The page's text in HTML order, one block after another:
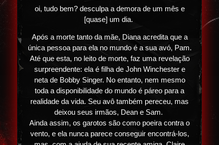
oi, tudo bem? desculpa a demora de um mês e
[quase] um dia.
Após a morte tanto da mãe, Diana acredita que a
única pessoa para ela no mundo é a sua avó, Pam.
Até que esta, no leito de morte, faz uma revelação
surpreendente: ela é filha de John Winchester e
neta de Bobby Singer. No entanto, nem mesmo
toda a disponibilidade do mundo é páreo para a
realidade da vida. Seu avô também pereceu, mas
deixou seus irmãos, Dean e Sam.
Ainda assim, os garotos são como poeira contra o
vento, e ela nunca parece conseguir encontrá-los,